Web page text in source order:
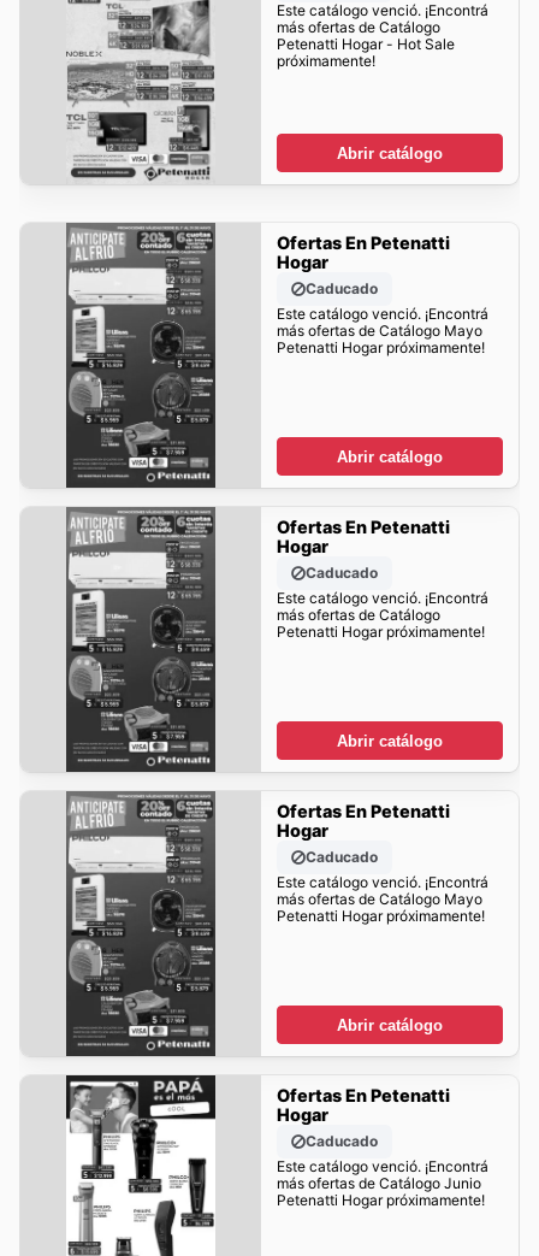
Este catálogo venció. ¡Encontrá
más ofertas de Catálogo
Petenatti Hogar - Hot Sale
próximamente!
Abrir catálogo
Ofertas En Petenatti
Hogar
Caducado
Este catálogo venció. ¡Encontrá
más ofertas de Catálogo Mayo
Petenatti Hogar próximamente!
Abrir catálogo
Ofertas En Petenatti
Hogar
Caducado
Este catálogo venció. ¡Encontrá
más ofertas de Catálogo
Petenatti Hogar próximamente!
Abrir catálogo
Ofertas En Petenatti
Hogar
Caducado
Este catálogo venció. ¡Encontrá
más ofertas de Catálogo Mayo
Petenatti Hogar próximamente!
Abrir catálogo
Ofertas En Petenatti
Hogar
Caducado
Este catálogo venció. ¡Encontrá
más ofertas de Catálogo Junio
Petenatti Hogar próximamente!